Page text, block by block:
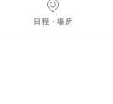
日程・場所